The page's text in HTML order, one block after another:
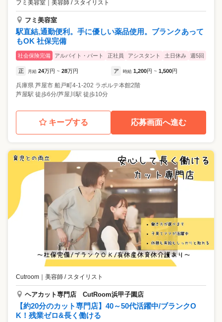
フミ美容室 美容師 / スタイリスト
フミ美容室
駅直結,通勤便利。手に優しい薬品使用。ブランクあって
もOK 社保完備
社会保険完備 アルバイト・パート 正社員 アシスタント 土日休み 週5回
正 月給 24万円 ~ 28万円 ア 時給 1,200円 ~ 1,500円
兵庫県 芦屋市 船戸町4-1-202 ラポルテ本館2階
芦屋駅 徒歩6分/芦屋川駅 徒歩10分
キープする 応募画面へ進む
Cutroom 美容師 / スタイリスト
ヘアカット専門店 CutRoom浜甲子園店
【約20分のカット専門店】40～50代活躍中/ブランクO
K！残業ゼロ&長く働ける